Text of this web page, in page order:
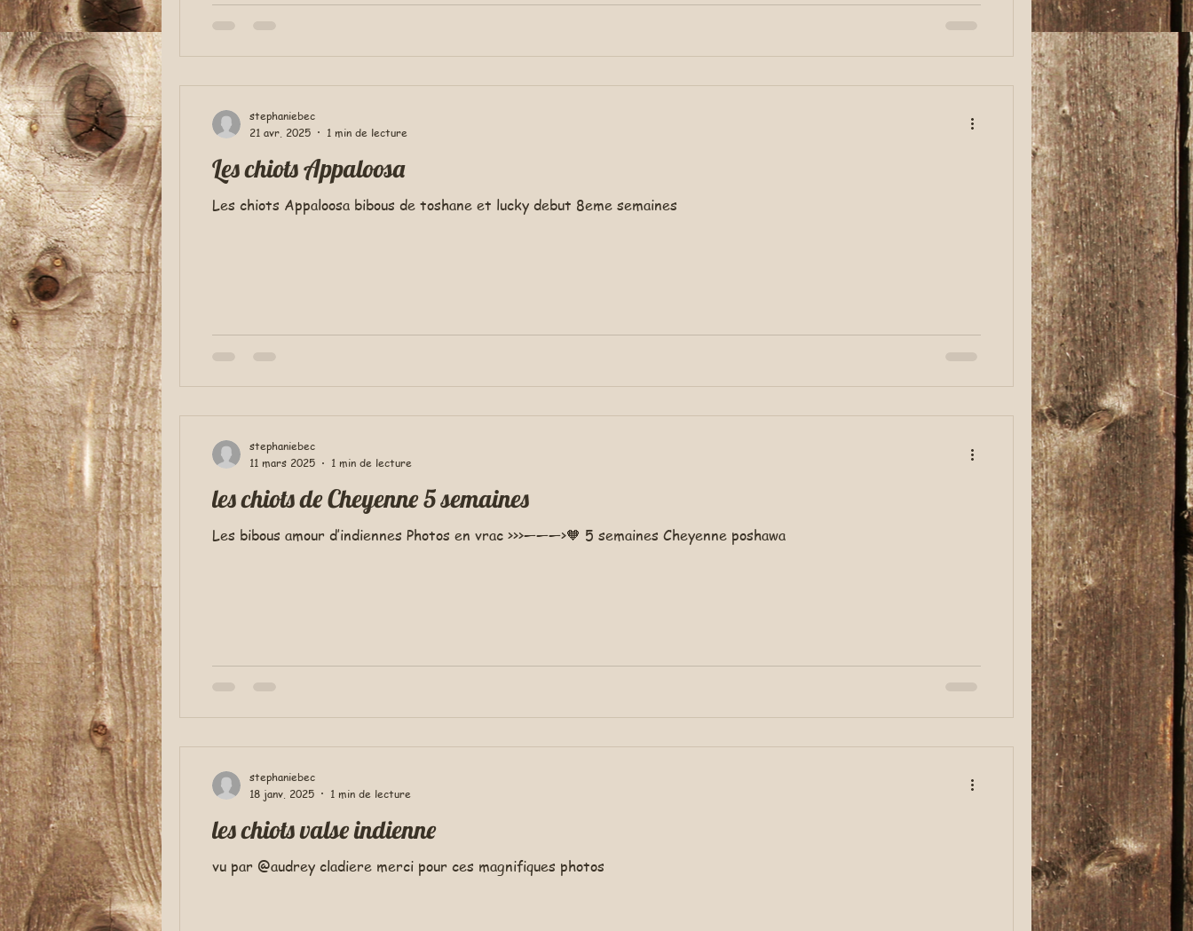
Les chiots Appaloosa
Les chiots Appaloosa bibous de toshane et lucky debut 8eme semaines
stephaniebec
21 avr. 2025
1 min de lecture
les chiots de Cheyenne 5 semaines
Les bibous amour d’indiennes Photos en vrac >>>———>🧡 5 semaines Cheyenne poshawa
stephaniebec
11 mars 2025
1 min de lecture
les chiots valse indienne
vu par @audrey cladiere merci pour ces magnifiques photos
stephaniebec
18 janv. 2025
1 min de lecture